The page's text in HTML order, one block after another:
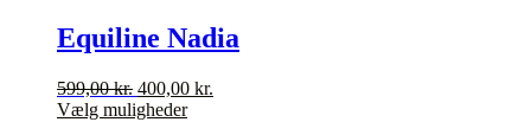
Equiline Nadia
599,00kr. Den
oprindelige
400,00 kr.
Vælg mulighederDette